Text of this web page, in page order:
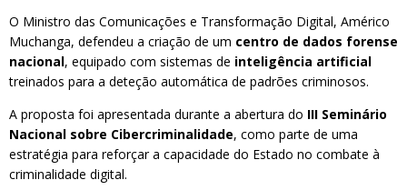
O Ministro das Comunicações e Transformação Digital, Américo
Muchanga, defendeu a criação de um centro de dados forense
nacional, equipado com sistemas de inteligência artificial
treinados para a deteção automática de padrões criminosos.
A proposta foi apresentada durante a abertura do III Seminário
Nacional sobre Cibercriminalidade, como parte de uma
estratégia para reforçar a capacidade do Estado no combate à
criminalidade digital.